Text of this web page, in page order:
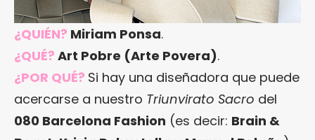
¿QUIÉN? Miriam Ponsa.
¿QUÉ? Art Pobre (Arte Povera).
¿POR QUÉ? Si hay una diseñadora que puede
acercarse a nuestro Triunvirato Sacro del
080 Barcelona Fashion (es decir: Brain &